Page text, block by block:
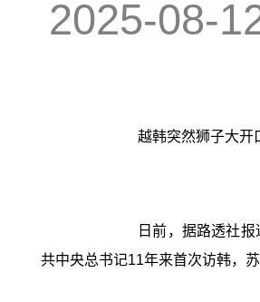
2025-08-
越韩突然狮子大开
日前，据路透社
共中央总书记11年来首次访韩，